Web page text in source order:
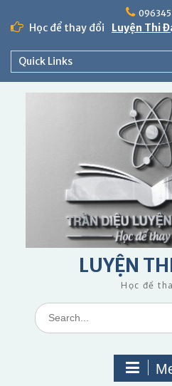
content
Học để thay đổi Luyện Thi
Quick Links
LUYỆN
Học để
Search
for: